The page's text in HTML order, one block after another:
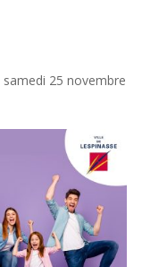
samedi 25 novembre